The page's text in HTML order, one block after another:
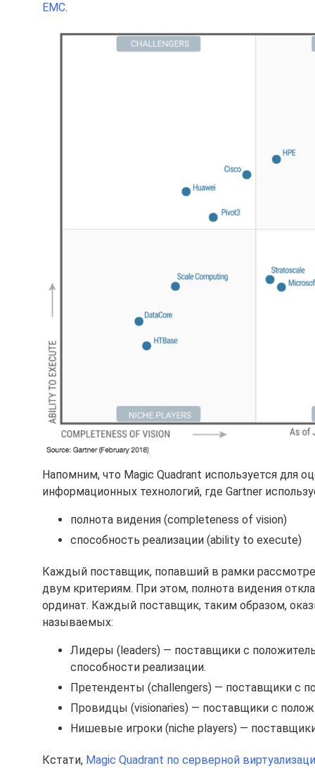
EMC.
Напомним, что Magic Quadrant используется для
информационных технологий, где Gartner
полнота видения (completeness of vision)
способность реализации (ability to execute)
Каждый поставщик, попавший в рамки
двум критериям. При этом, полнота видения
ординат. Каждый поставщик, таким образом,
называемых:
Лидеры (leaders) — поставщики с
способности реализации.
Претенденты (сhallengers) — поставщики с
Провидцы (visionaries) — поставщики с
Нишевые игроки (niche players) —
Кстати, Magic Quadrant по серверной